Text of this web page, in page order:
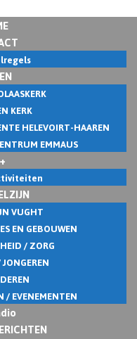
KERK
HELEVOIRT-HAAREN
EMMAUS
VUGHT
EN GEBOUWEN
/ ZORG
/ EVENEMENTEN